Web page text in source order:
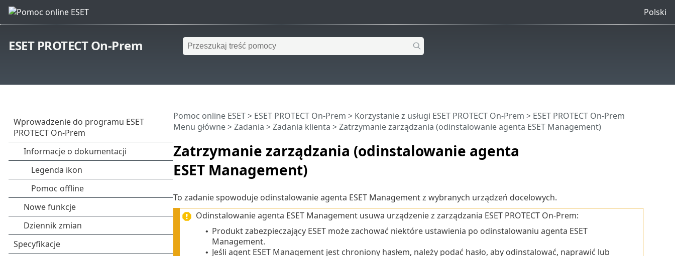
Polski
ESET PROTECT On-Prem
Zatrzymanie zarządzania (odinstalowanie agenta
ESET Management)
Pomoc online ESET> ESET PROTECT On-Prem > Korzystanie z usługi ESET PROTECT On-Prem > ESET PROTECT On-Prem
Menu główne>Zadania >Zadania klienta > Zatrzymanie zarządzania (odinstalowanie agenta ESET Management)
To zadanie spowoduje odinstalowanie agenta ESET Management z wybranych urządzeń docelowych.
Odinstalowanie agenta ESET Management usuwa urządzenie z zarządzania ESET PROTECT On-Prem:
• Produkt zabezpieczający ESET może zachować niektóre ustawienia po odinstalowaniu agenta ESET
Management.
• Jeśli agent ESET Management jest chroniony hasłem, należy podać hasło, aby odinstalować, naprawić lub